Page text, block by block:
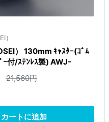
）
） 130mm ｷｬｽﾀｰ(ｺﾞﾑ
ｰ付/ｽﾃﾝﾚｽ製) AWJ-
通
21,560円
カートに追加